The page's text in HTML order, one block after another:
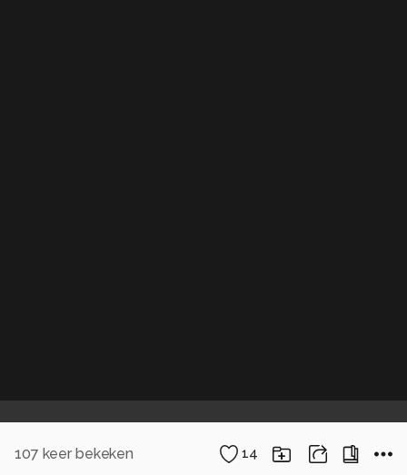
107 keer bekeken 14